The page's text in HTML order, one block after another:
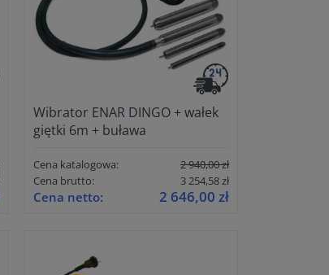
Wibrator ENAR DINGO + wałek
giętki 6m + buława
Cena katalogowa:
2 940,00 zł
Cena brutto:
3 254,58 zł
Cena netto: 2 646,00 zł